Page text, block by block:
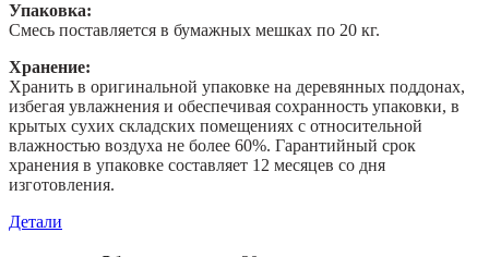
Упаковка:
Смесь поставляется в бумажных мешках по 20 кг.
Хранение:
Хранить в оригинальной упаковке на деревянных поддонах,
избегая увлажнения и обеспечивая сохранность упаковки, в
крытых сухих складских помещениях с относительной
влажностью воздуха не более 60%. Гарантийный срок
хранения в упаковке составляет 12 месяцев со дня
изготовления.
Детали